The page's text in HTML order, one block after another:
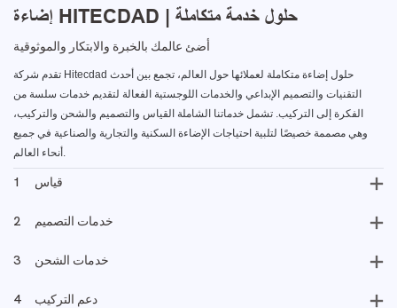
إضاءة HITECDAD | حلول خدمة متكاملة
أضئ عالمك بالخبرة والابتكار والموثوقية
تقدم شركة Hitecdad حلول إضاءة متكاملة لعملائها حول العالم، تجمع بين أحدث
التقنيات والتصميم الإبداعي والخدمات اللوجستية الفعالة لتقديم خدمات سلسة من
الفكرة إلى التركيب. تشمل خدماتنا الشاملة القياس والتصميم والشحن والتركيب،
وهي مصممة خصيصًا لتلبية احتياجات الإضاءة السكنية والتجارية والصناعية في جميع
1 قياس
2 خدمات التصميم
3 خدمات الشحن
4 دعم التركيب